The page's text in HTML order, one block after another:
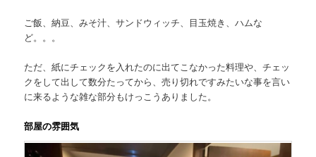
ご飯、納豆、みそ汁、サンドウィッチ、目玉焼き、ハムな
ど。。。
ただ、紙にチェックを入れたのに出てこなかった料理や、チェッ
クをして出して数分たってから、売り切れですみたいな事を言い
に来るような雑な部分もけっこうありました。
部屋の雰囲気